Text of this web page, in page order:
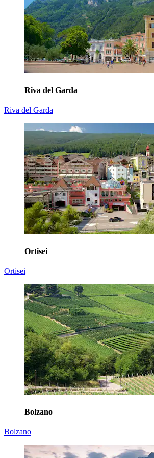
Riva del Garda
Riva del Garda
Ortisei
Ortisei
Bolzano
Bolzano